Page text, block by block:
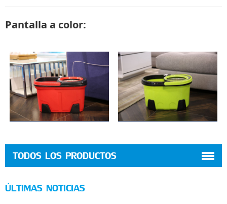
Pantalla a color:
TODOS LOS PRODUCTOS
ÚLTIMAS NOTICIAS